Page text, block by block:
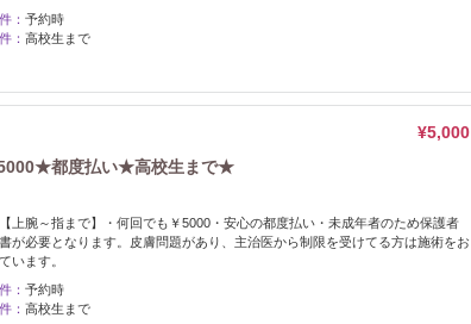
： 予約時
： 高校生まで
¥5,000
都度払い★高校生まで★
上腕～指まで】・何回でも￥5000・安心の都度払い・未成年者のため保護者
が必要となります。皮膚問題があり、主治医から制限を受けてる方は施術をお
います。
： 予約時
： 高校生まで